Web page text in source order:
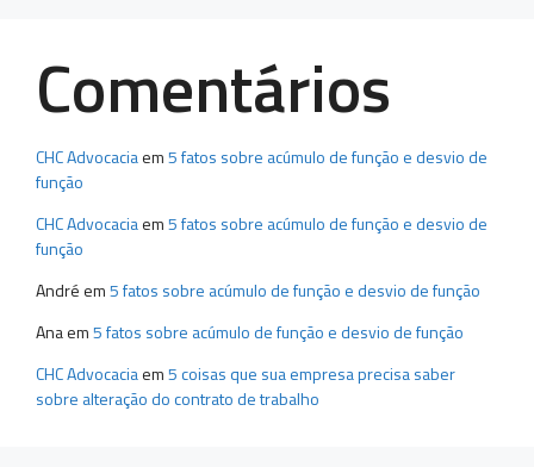
Comentários
CHC Advocaciaem5 fatos sobre acúmulo de função e desvio de
função
CHC Advocaciaem5 fatos sobre acúmulo de função e desvio de
função
André em5 fatos sobre acúmulo de função e desvio de função
Anaem5 fatos sobre acúmulo de função e desvio de função
CHC Advocaciaem5 coisas que sua empresa precisa saber
sobre alteração do contrato de trabalho